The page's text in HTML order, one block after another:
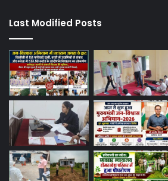
Last Modified Posts